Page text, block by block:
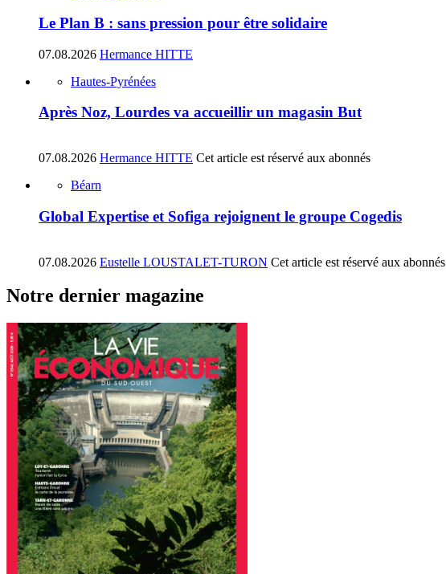
Le Plan B : sans pression pour être solidaire
07.08.2026 Hermance HITTE
Hautes-Pyrénées
Après Noz, Lourdes va accueillir un magasin But
07.08.2026 Hermance HITTE Cet article est réservé aux abonnés
Béarn
Global Expertise et Sofiga rejoignent le groupe Cogedis
07.08.2026 Eustelle LOUSTALET-TURON Cet article est réservé aux abonnés
Notre dernier magazine